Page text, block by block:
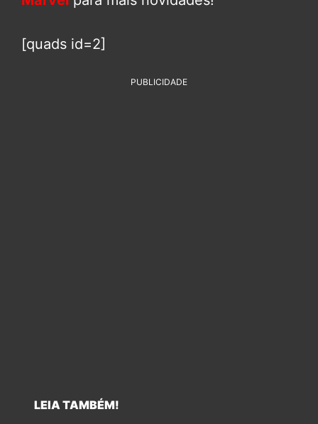
[quads id=2]
PUBLICIDADE
LEIA TAMBÉM!